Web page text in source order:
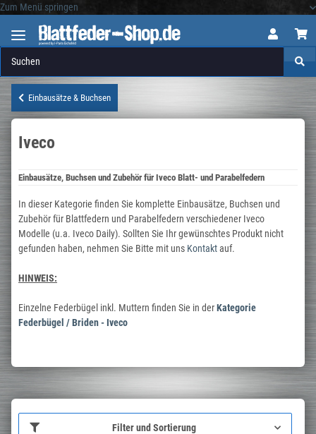
Zum Menü springen
Einbausätze & Buchsen
Iveco
Einbausätze, Buchsen und Zubehör für Iveco Blatt- und Parabelfedern
In dieser Kategorie finden Sie komplette Einbausätze, Buchsen und
Zubehör für Blattfedern und Parabelfedern verschiedener Iveco
Modelle (u.a. Iveco Daily). Sollten Sie Ihr gewünschtes Produkt nicht
gefunden haben, nehmen Sie Bitte mit uns Kontaktauf.
HINWEIS:
Einzelne Federbügel inkl. Muttern finden Sie in derKategorie
Federbügel / Briden - Iveco
Filter und Sortierung